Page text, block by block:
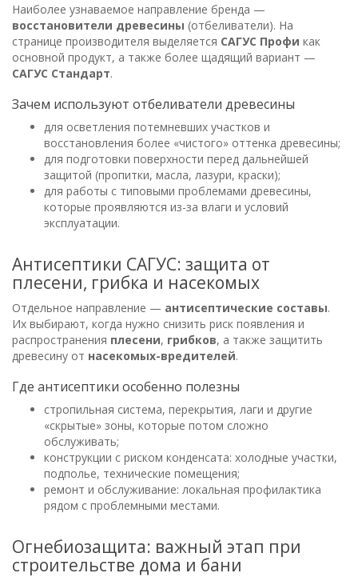
Наиболее узнаваемое направление бренда —
восстановители древесины
странице производителя выделяется САГУС Профи
основной продукт, а также более щадящий вариант —
САГУС Стандарт.
Зачем используют отбеливатели древесины
для осветления потемневших участков и
восстановления более «чистого» оттенка древесины;
для подготовки поверхности перед дальнейшей
защитой (пропитки, масла, лазури, краски);
для работы с типовыми проблемами древесины,
которые проявляются из-за влаги и условий
эксплуатации.
Антисептики САГУС: защита от
плесени, грибка и насекомых
Отдельное направление — антисептические составы.
Их выбирают, когда нужно снизить риск появления и
распространения плесени, грибков, а также защитить
древесину от насекомых-вредителей.
Где антисептики особенно полезны
стропильная система, перекрытия, лаги и другие
«скрытые» зоны, которые потом сложно
обслуживать;
конструкции с риском конденсата: холодные участки,
подполье, технические помещения;
ремонт и обслуживание: локальная профилактика
рядом с проблемными местами.
Огнебиозащита: важный этап при
строительстве дома и бани